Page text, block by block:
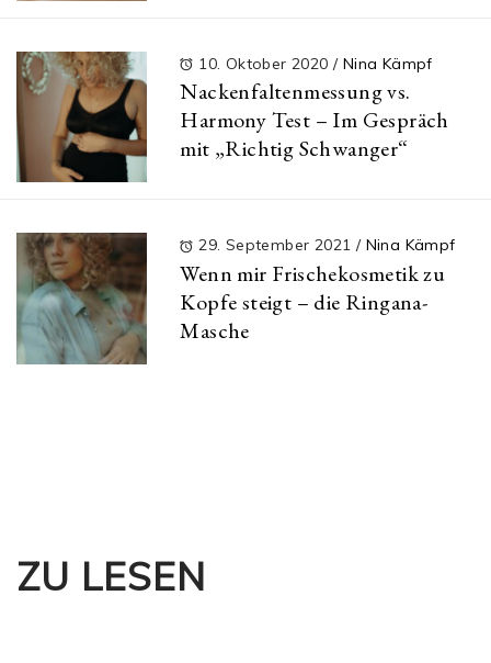
10. Oktober 2020 / Nina Kämpf
Nackenfaltenmessung vs.
Harmony Test – Im Gespräch
mit „Richtig Schwanger“
29. September 2021 / Nina Kämpf
Wenn mir Frischekosmetik zu
Kopfe steigt – die Ringana-
Masche
ZU LESEN